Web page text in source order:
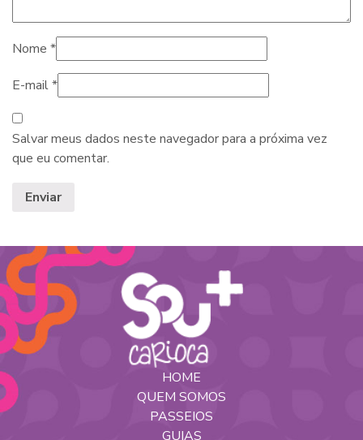
Nome *
E-mail*
Salvar meus dados neste navegador para a próxima vez
que eu comentar.
HOME
QUEM SOMOS
PASSEIOS
GUIAS